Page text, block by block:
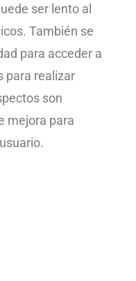
ser lento al
También se
para acceder a
para realizar
son
mejora para